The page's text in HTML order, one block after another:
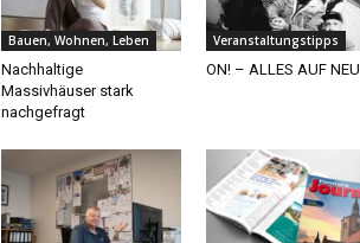
Bauen, Wohnen, Leben
Nachhaltige
Massivhäuser stark
nachgefragt
Veranstaltungstipps
ON! – ALLES AUF NEU